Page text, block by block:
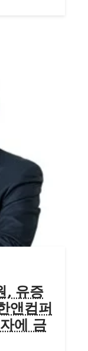
, 유증
앤컴퍼
에 금